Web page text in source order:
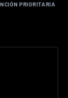
PRIORITARIA